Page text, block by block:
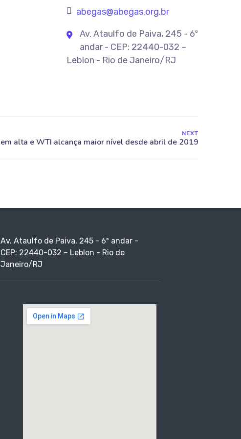
abegas@abegas.org.br
Av. Ataulfo de Paiva, 245 - 6º
andar - CEP: 22440-032 –
Leblon - Rio de Janeiro/RJ
NEXT
Av. Ataulfo de Paiva, 245 - 6º andar -
CEP: 22440-032 – Leblon - Rio de
Janeiro/RJ